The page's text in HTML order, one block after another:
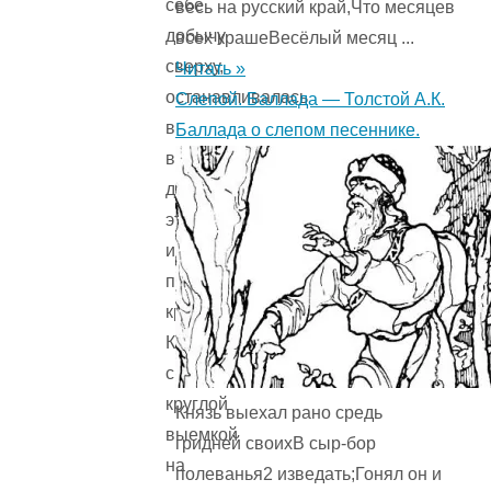
себе
добычу
сверху,
останавливалась
в
воздухе
для
этого
и
пряла
крыльями.
Коршун
с
круглой
выемкой
на
весь на русский край,Что месяцев
всех крашеВесёлый месяц ...
Читать »
Слепой. Баллада — Толстой А.К.
Баллада о слепом песеннике.
Князь выехал рано средь
гридней своихВ сыр-бор
полеванья2 изведать;Гонял он и